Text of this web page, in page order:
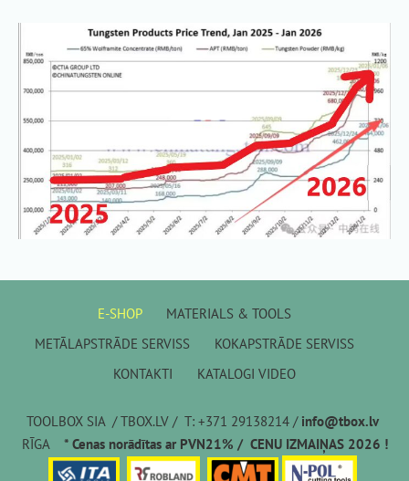
E-SHOP
MATERIALS & TOOLS
METĀLAPSTRĀDE SERVISS
KOKAPSTRĀDE SERVISS
KONTAKTI
KATALOGI VIDEO
TOOLBOX SIA / TBOX.LV / T: +371 29138214 / info@tbox.lv
RĪGA * Cenas norādītas ar PVN21% / CENU IZMAIŅAS 2026 !